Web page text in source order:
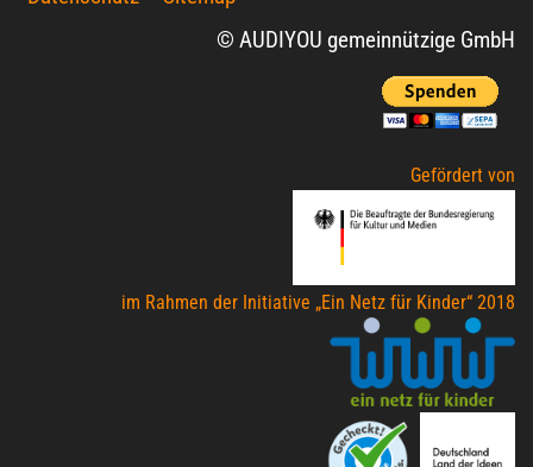
© AUDIYOU gemeinnützige GmbH
Gefördert von
im Rahmen der Initiative „Ein Netz für Kinder“ 2018